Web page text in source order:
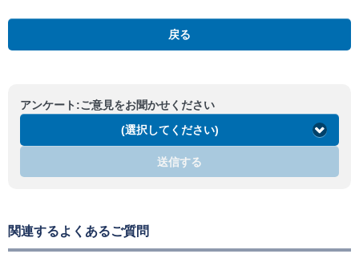
戻る
アンケート:ご意見をお聞かせください
(選択してください)
送信する
関連するよくあるご質問